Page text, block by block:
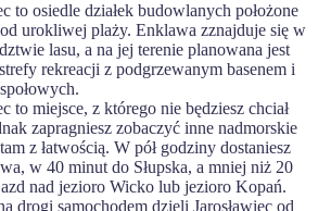
to osiedle działek budowlanych położone
urokliwej plaży. Enklawa zznajduje się w
lasu, a na jej terenie planowana jest
rekreacji z podgrzewanym basenem i
to miejsce, z którego nie będziesz chciał
zapragniesz zobaczyć inne nadmorskie
z łatwością. W pół godziny dostaniesz
w 40 minut do Słupska, a mniej niż 20
nad jezioro Wicko lub jezioro Kopań.
drogi samochodem dzieli Jarosławiec od